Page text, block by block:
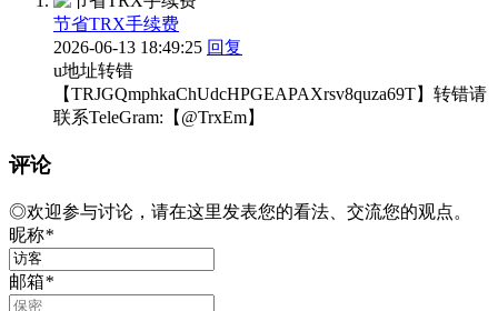
节省TRX手续费
2026-06-13 18:49:25 回复
u地址转错
【TRJGQmphkaChUdcHPGEAPAXrsv8quza69T】转错请
联系TeleGram:【@TrxEm】
评论
◎欢迎参与讨论，请在这里发表您的看法、交流您的观点。
昵称*
邮箱*